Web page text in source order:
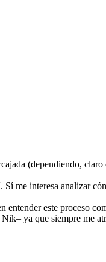
(dependiendo, claro
me interesa analizar
entender este proceso
ya que siempre me